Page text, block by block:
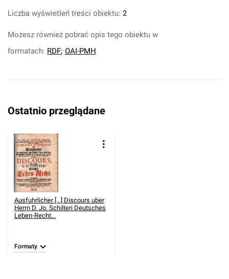
Liczba wyświetleń treści obiektu: 2
Możesz również pobrać opis tego obiektu w
formatach: RDF; OAI-PMH
Ostatnio przeglądane
Ausfuhrlicher [...] Discours uber
Herrn D. Jo. Schilteri Deutsches
Leben-Recht...
Formaty